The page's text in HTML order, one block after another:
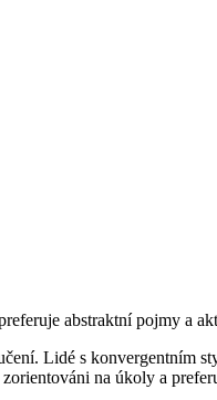
abstraktní pojmy a
Lidé s konvergentním
na úkoly a